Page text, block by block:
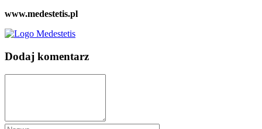
www.medestetis.pl
Dodaj komentarz